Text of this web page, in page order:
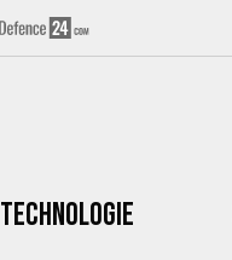
Technologie